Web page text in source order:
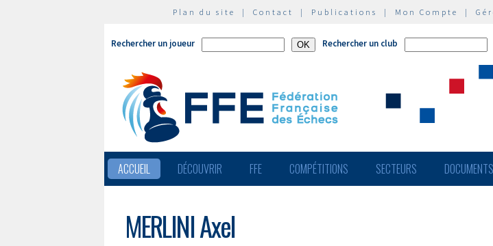
Plan du site | Contact | Publications | Mon Compte |
Rechercher un joueur Rechercher un club
ACCUEIL DÉCOUVRIR FFE COMPÉTITIONS SECTEURS DOCUMENTS
MERLINI Axel